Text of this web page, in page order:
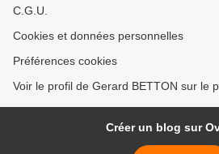
C.G.U.
Cookies et données personnelles
Préférences cookies
Voir le profil de Gerard BETTON sur le
Créer un blog sur